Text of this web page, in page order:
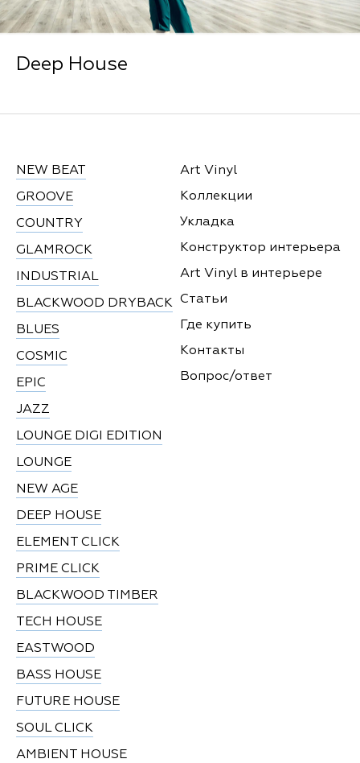
Deep House
NEW BEAT
GROOVE
COUNTRY
GLAMROCK
INDUSTRIAL
BLACKWOOD DRYBACK
BLUES
COSMIC
EPIC
JAZZ
LOUNGE DIGI EDITION
LOUNGE
NEW AGE
DEEP HOUSE
ELEMENT CLICK
PRIME CLICK
BLACKWOOD TIMBER
TECH HOUSE
EASTWOOD
BASS HOUSE
FUTURE HOUSE
SOUL CLICK
AMBIENT HOUSE
Art Vinyl
Коллекции
Укладка
Конструктор интерьера
Art Vinyl в интерьере
Статьи
Где купить
Контакты
Вопрос/ответ